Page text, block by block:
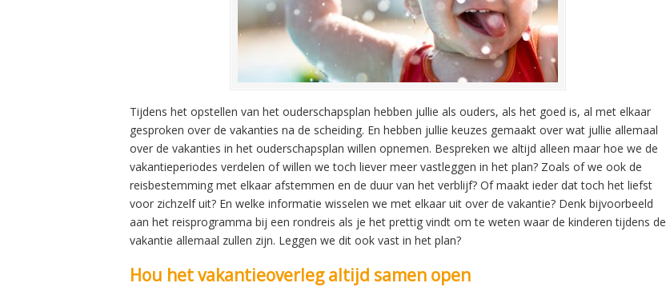
Tijdens het opstellen van het ouderschapsplan hebben jullie als ouders, als het goed is, al met elkaar
gesproken over de vakanties na de scheiding. En hebben jullie keuzes gemaakt over wat jullie allemaal
over de vakanties in het ouderschapsplan willen opnemen. Bespreken we altijd alleen maar hoe we de
vakantieperiodes verdelen of willen we toch liever meer vastleggen in het plan? Zoals of we ook de
reisbestemming met elkaar afstemmen en de duur van het verblijf? Of maakt ieder dat toch het liefst
voor zichzelf uit? En welke informatie wisselen we met elkaar uit over de vakantie? Denk bijvoorbeeld
aan het reisprogramma bij een rondreis als je het prettig vindt om te weten waar de kinderen tijdens de
vakantie allemaal zullen zijn. Leggen we dit ook vast in het plan?
Hou het vakantieoverleg altijd samen open